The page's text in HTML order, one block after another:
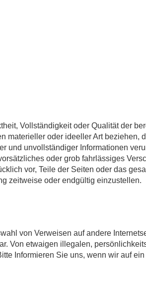
Vollständigkeit oder Qualität der
materieller oder ideeller Art beziehen,
und unvollständiger Informationen
oder grob fahrlässiges
vor, Teile der Seiten oder das
zeitweise oder endgültig einzustellen.
von Verweisen auf andere
Von etwaigen illegalen,
Informieren Sie uns, wenn wir auf